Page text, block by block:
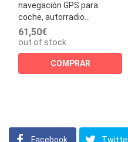
navegación GPS para
coche, autorradio...
61,50€
out of stock
COMPRAR
Facebook